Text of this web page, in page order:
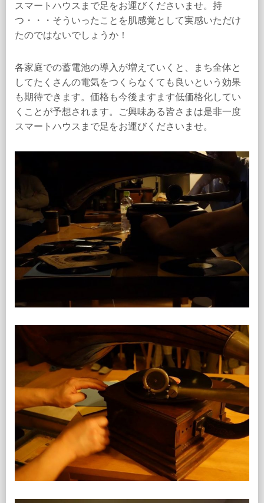
スマートハウスまで足をお運びくださいませ。持
つ・・・そういったことを肌感覚として実感いただけ
たのではないでしょうか！
各家庭での蓄電池の導入が増えていくと、まち全体と
してたくさんの電気をつくらなくても良いという効果
も期待できます。価格も今後ますます低価格化してい
くことが予想されます。ご興味ある皆さまは是非一度
スマートハウスまで足をお運びくださいませ。